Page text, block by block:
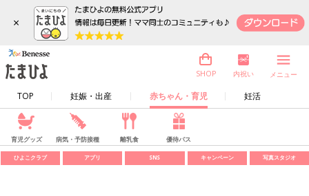
×
TOP 妊娠・出産 赤ちゃん・育児 妊活
SHOP 内祝い メニュー
育児グッズ 病気・予防接種 離乳食 優待パス
ひよこクラブ アプリ SNS キャンペーン 写真スタジオ